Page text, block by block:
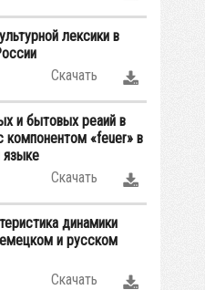
лексики в
Скачать
и бытовых реаий в
компонентом «feuer» в
Скачать
динамики
и русском
Скачать